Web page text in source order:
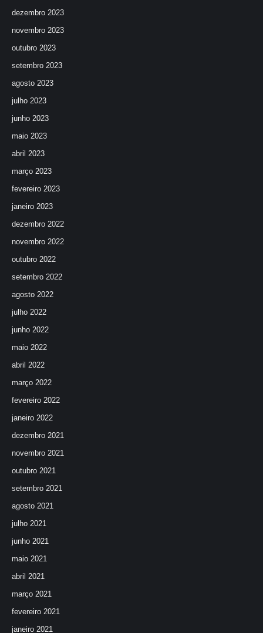
dezembro 2023
novembro 2023
outubro 2023
setembro 2023
agosto 2023
julho 2023
junho 2023
maio 2023
abril 2023
março 2023
fevereiro 2023
janeiro 2023
dezembro 2022
novembro 2022
outubro 2022
setembro 2022
agosto 2022
julho 2022
junho 2022
maio 2022
abril 2022
março 2022
fevereiro 2022
janeiro 2022
dezembro 2021
novembro 2021
outubro 2021
setembro 2021
agosto 2021
julho 2021
junho 2021
maio 2021
abril 2021
março 2021
fevereiro 2021
janeiro 2021